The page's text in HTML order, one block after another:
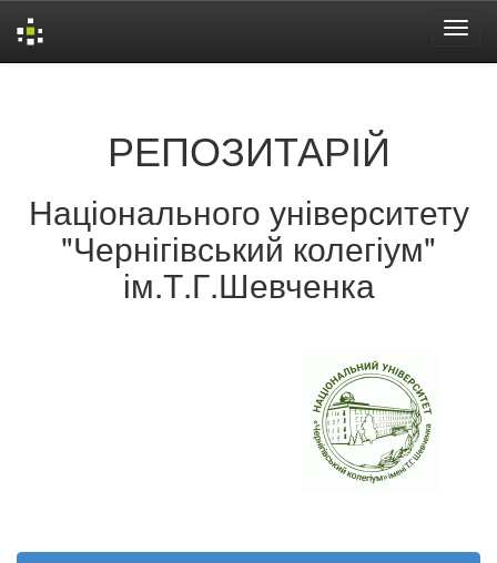
РЕПОЗИТАРІЙ
Національного університету
"Чернігівський колегіум"
ім.Т.Г.Шевченка